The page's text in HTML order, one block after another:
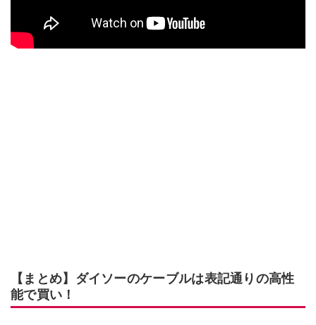
【まとめ】ダイソーのケーブルは表記通りの高性
能で買い！